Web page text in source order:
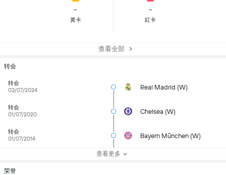
-
黃卡
-
紅卡
查看全部
转会
转会
03/07/2024
Real Madrid (W)
转会
01/07/2020
Chelsea (W)
转会
01/07/2014
Bayern München (W)
查看更多
荣誉